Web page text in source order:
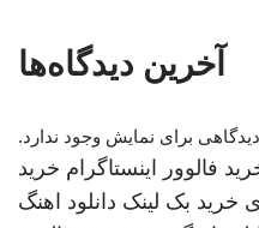
آخرین دیدگاه‌ها
دیدگاهی برای نمایش وجود ندارد.
فالوور اینستاگرام خرید
خرید بک لینک دانلود اهنگ